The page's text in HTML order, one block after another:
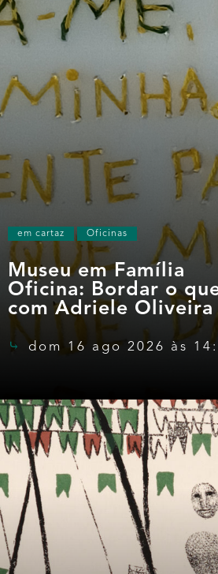
em cartaz Oficinas
Museu em Família
Oficina: Bordar o
com Adriele Oliveira
dom 16 ago 2026 às